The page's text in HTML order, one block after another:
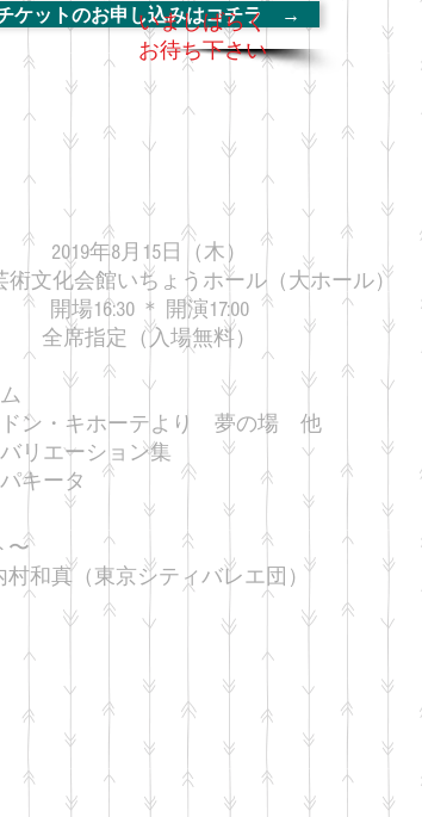
ケットのお申し込みはコチラ →
​2019年8月15日（木）
術文化会館いちょうホール（大ホール）
開場16:30 ＊ 開演17:00
​全席指定（入場無料）
ン・キホーテより 夢の場 他
エーション集
キータ
〜
真（東京シティバレエ団）
​いましばらく
お待ち下さい